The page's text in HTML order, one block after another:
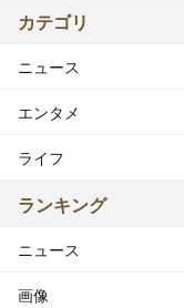
カテゴリ
ニュース
エンタメ
ライフ
ランキング
ニュース
画像